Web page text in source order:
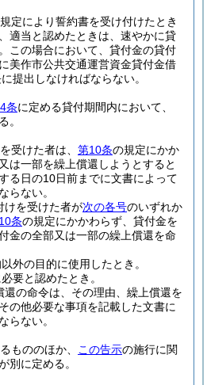
定により誓約書を受け付けたとき
適当と認めたときは、速やかに貸
この場合において、貸付金の貸付
美作市公共交通運営資金貸付金借
提出しなければならない。
条に定める貸付期間内において、
。
受けた者は、 第10条の規定にかか
は一部を繰上償還しようとすると
る日の10日前までに文書によって
らない。
けを受けた者が次の各号のいずれか
条の規定にかかわらず、貸付金を
金の全部又は一部の繰上償還を命
外の目的に使用したとき。
要と認めたとき。
還の命令は、その理由、繰上償還を
の他必要な事項を記載した文書に
らない。
もののほか、 この告示の施行に関
別に定める。